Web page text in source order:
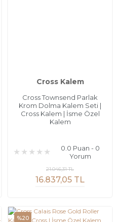
Cross Kalem
Cross Townsend Parlak
Krom Dolma Kalem Seti |
Cross Kalem | İsme Özel
Kalem
0.0 Puan - 0
Yorum
16.837,05 TL
21.046,31 TL
%20